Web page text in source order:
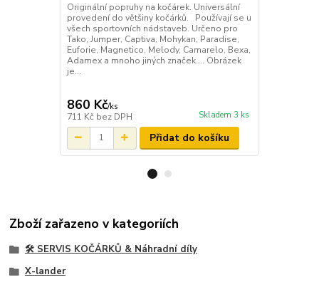
Originální popruhy na kočárek. Universální
provedení do většiny kočárků. Používají se u
všech sportovních nádstaveb. Určeno pro
Tako, Jumper, Captiva, Mohykan, Paradise,
Euforie, Magnetico, Melody, Camarelo, Bexa,
Adamex a mnoho jiných značek.... Obrázek
je...
860 Kč/ks
711 Kč bez DPH Skladem 3 ks
Přidat do košíku
Zboží zařazeno v kategoriích
🛠️ SERVIS KOČÁRKŮ & Náhradní díly
X-lander